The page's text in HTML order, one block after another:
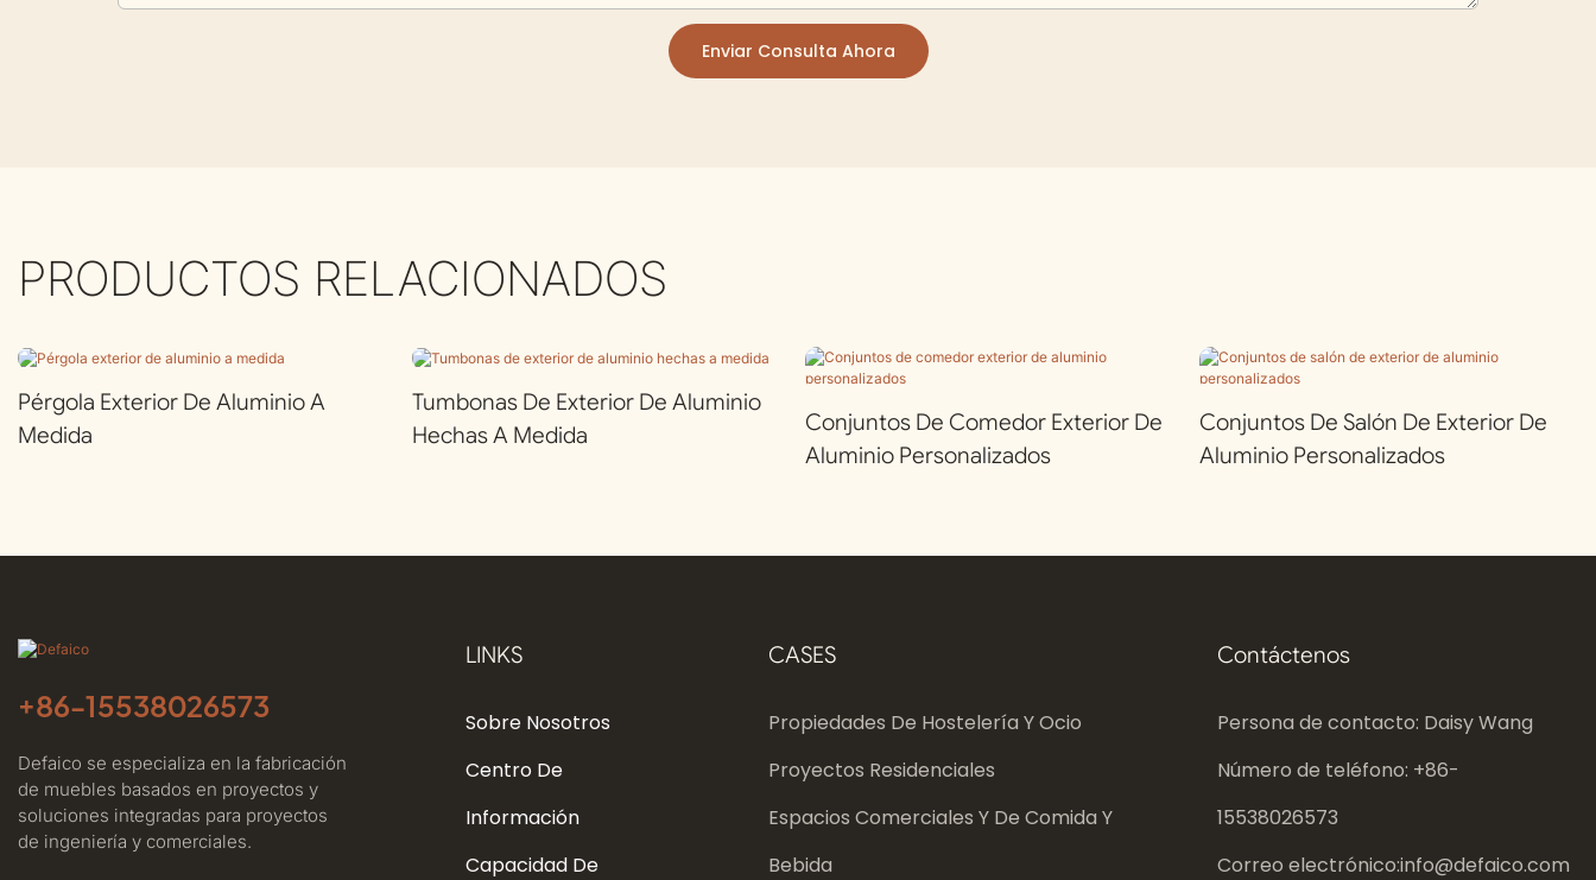
Enviar Consulta Ahora
PRODUCTOS RELACIONADOS
Pérgola Exterior De Aluminio A
Medida
Tumbonas De Exterior De Aluminio
Hechas A Medida
Conjuntos De Comedor Exterior De
Aluminio Personalizados
Conjuntos De Salón De Exterior De
Aluminio Personalizados
+86-15538026573
Defaico se especializa en la fabricación
de muebles basados ​​en proyectos y
soluciones integradas para proyectos
de ingeniería y comerciales.
LINKS
Sobre Nosotros
Centro De
Información
Capacidad De
CASES
Propiedades De Hostelería Y Ocio
Proyectos Residenciales
Espacios Comerciales Y De Comida Y
Bebida
Contáctenos
Persona de contacto: Daisy Wang
Número de teléfono: +86-
15538026573
Correo electrónico:info@defaico.com